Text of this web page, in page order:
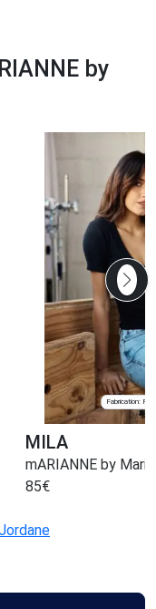
by
Fabrication:
MILA
mARIANNE by
85€